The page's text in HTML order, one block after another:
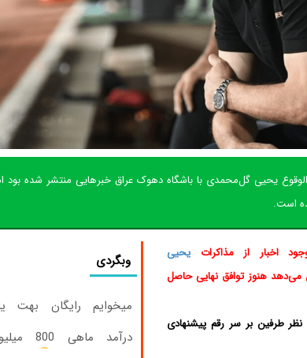
یحیی گل‌محمدی با باشگاه دهوک عراق خبرهایی منتشر شده بود
است.
وبگردی
میخوایم رایگان بهت
درآمد
اخبار از مذاکرات یحیی
می‌دهد هنوز توافق نهایی حاصل
نظر طرفین بر سر رقم پیشنهادی